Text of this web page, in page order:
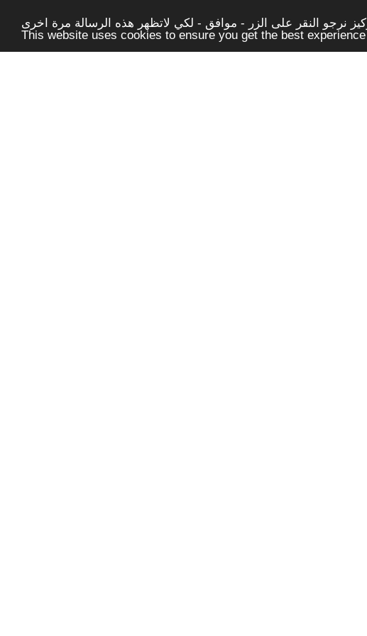
نرجو النقر على الزر - موافق - لكي لاتظهر هذه الرسالة مرة اخرى -
This website uses cookies to ensure you get the best